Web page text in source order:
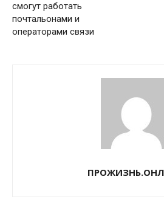
смогут работать
почтальонами и
операторами связи